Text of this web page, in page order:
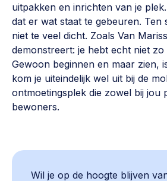
uitpakken en inrichten van je
dat er wat staat te gebeuren. Ten
niet te veel dicht. Zoals Van
demonstreert: je hebt echt niet zo
Gewoon beginnen en maar zien,
kom je uiteindelijk wel uit bij de
ontmoetingsplek die zowel bij jou
bewoners.
Wil je op de hoogte blijven